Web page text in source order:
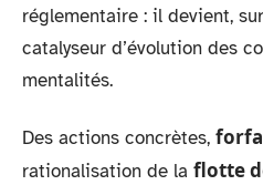
réglementaire : il devient,
catalyseur d’évolution des
mentalités.
Des actions concrètes,
rationalisation de la flotte